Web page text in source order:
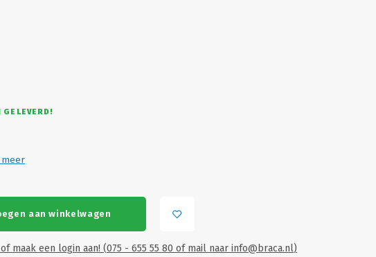
meer
aan winkelwagen
maak een login aan! (075 - 655 55 80 of mail naar info@braca.nl)